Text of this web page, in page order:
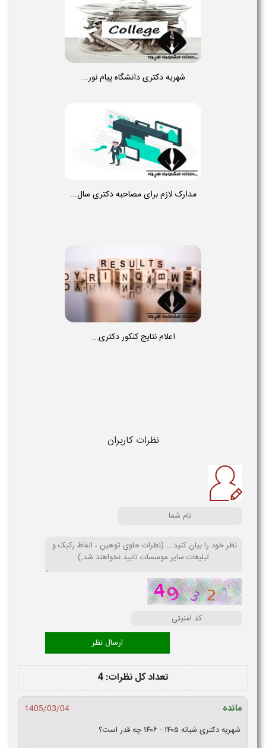
شهریه دکتری دانشگاه پیام نور...
مدارک لازم برای مصاحبه دکتری سال...
اعلام نتایج کنکور دکتری...
نظرات کاربران
تعداد کل نظرات: 4
1405/03/04
دکتری شبانه ۱۴۰۵ - ۱۴۰۶ چه قدر است؟